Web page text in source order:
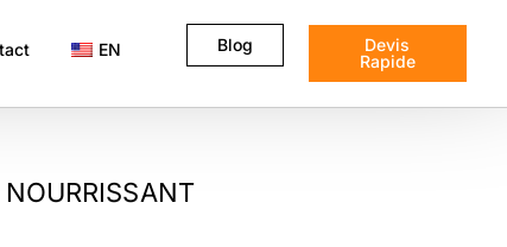
EN Blog
Devis
Rapide